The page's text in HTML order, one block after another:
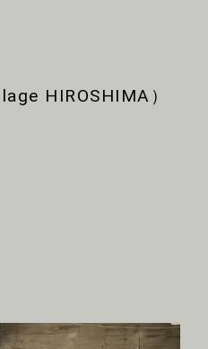
HIROSHIMA）